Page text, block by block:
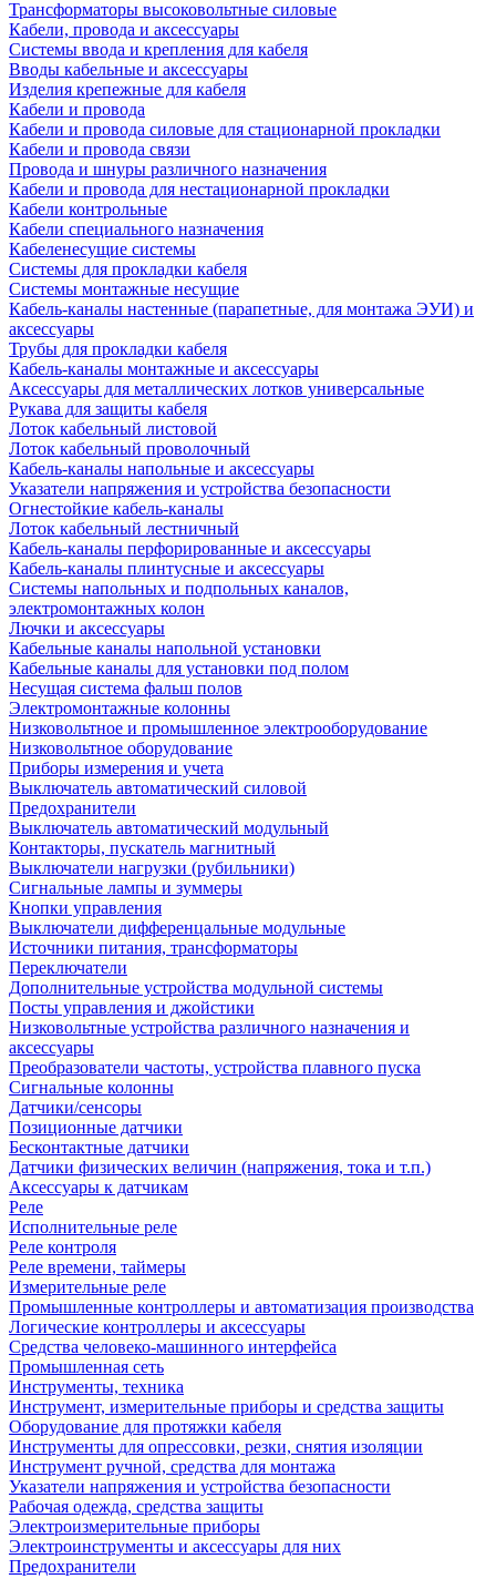
Трансформаторы высоковольтные силовые
Кабели, провода и аксессуары
Системы ввода и крепления для кабеля
Вводы кабельные и аксессуары
Изделия крепежные для кабеля
Кабели и провода
Кабели и провода силовые для стационарной прокладки
Кабели и провода связи
Провода и шнуры различного назначения
Кабели и провода для нестационарной прокладки
Кабели контрольные
Кабели специального назначения
Кабеленесущие системы
Системы для прокладки кабеля
Системы монтажные несущие
Кабель-каналы настенные (парапетные, для монтажа ЭУИ) и
аксессуары
Трубы для прокладки кабеля
Кабель-каналы монтажные и аксессуары
Аксессуары для металлических лотков универсальные
Рукава для защиты кабеля
Лоток кабельный листовой
Лоток кабельный проволочный
Кабель-каналы напольные и аксессуары
Указатели напряжения и устройства безопасности
Огнестойкие кабель-каналы
Лоток кабельный лестничный
Кабель-каналы перфорированные и аксессуары
Кабель-каналы плинтусные и аксессуары
Системы напольных и подпольных каналов,
электромонтажных колон
Лючки и аксессуары
Кабельные каналы напольной установки
Кабельные каналы для установки под полом
Несущая система фальш полов
Электромонтажные колонны
Низковольтное и промышленное электрооборудование
Низковольтное оборудование
Приборы измерения и учета
Выключатель автоматический силовой
Предохранители
Выключатель автоматический модульный
Контакторы, пускатель магнитный
Выключатели нагрузки (рубильники)
Сигнальные лампы и зуммеры
Кнопки управления
Выключатели дифференцальные модульные
Источники питания, трансформаторы
Переключатели
Дополнительные устройства модульной системы
Посты управления и джойстики
Низковольтные устройства различного назначения и
аксессуары
Преобразователи частоты, устройства плавного пуска
Сигнальные колонны
Датчики/сенсоры
Позиционные датчики
Бесконтактные датчики
Датчики физических величин (напряжения, тока и т.п.)
Аксессуары к датчикам
Реле
Исполнительные реле
Реле контроля
Реле времени, таймеры
Измерительные реле
Промышленные контроллеры и автоматизация производства
Логические контроллеры и аксессуары
Средства человеко-машинного интерфейса
Промышленная сеть
Инструменты, техника
Инструмент, измерительные приборы и средства защиты
Оборудование для протяжки кабеля
Инструменты для опрессовки, резки, снятия изоляции
Инструмент ручной, средства для монтажа
Указатели напряжения и устройства безопасности
Рабочая одежда, средства защиты
Электроизмерительные приборы
Электроинструменты и аксессуары для них
Предохранители